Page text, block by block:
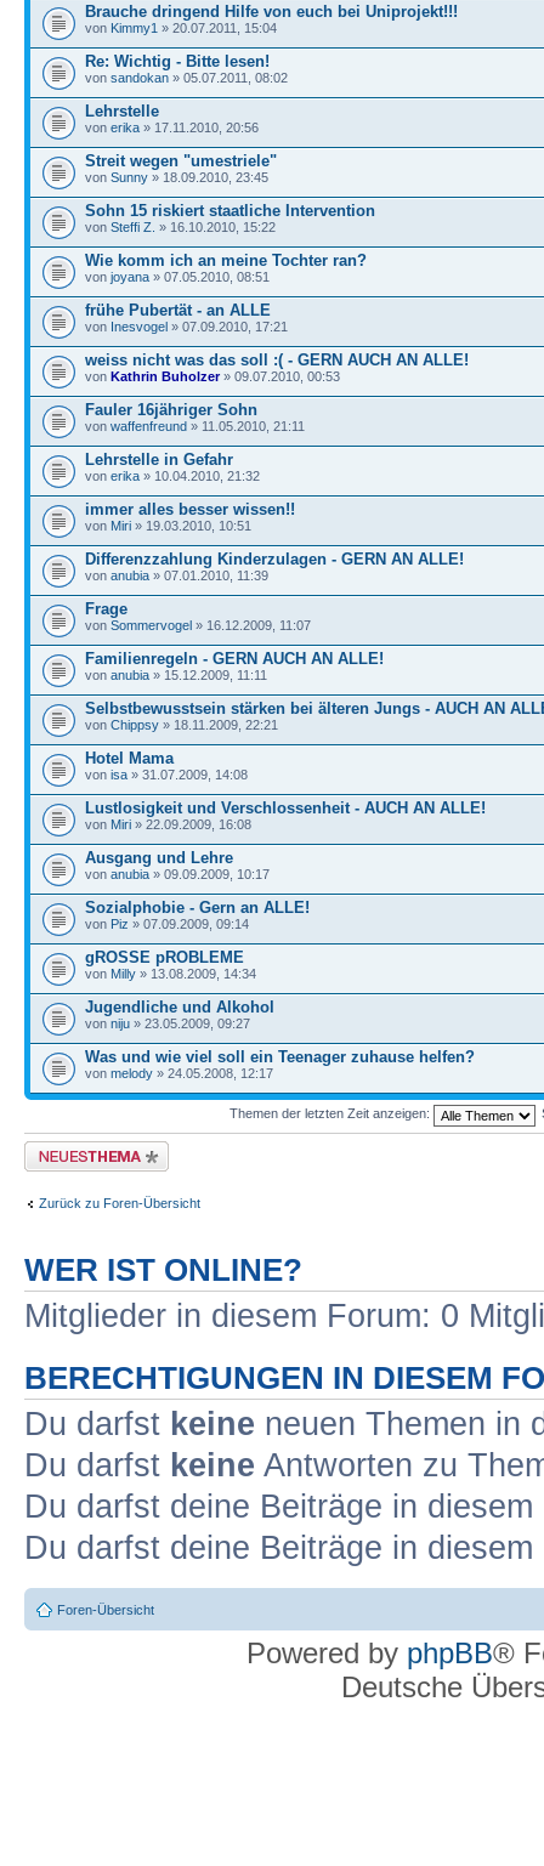
Brauche dringend Hilfe von euch bei Uniprojekt!!!
von Kimmy1 » 20.07.2011, 15:04
Re: Wichtig - Bitte lesen!
von sandokan » 05.07.2011, 08:02
Lehrstelle
von erika » 17.11.2010, 20:56
Streit wegen "umestriele"
von Sunny » 18.09.2010, 23:45
Sohn 15 riskiert staatliche Intervention
von Steffi Z. » 16.10.2010, 15:22
Wie komm ich an meine Tochter ran?
von joyana » 07.05.2010, 08:51
frühe Pubertät - an ALLE
von Inesvogel » 07.09.2010, 17:21
weiss nicht was das soll :( - GERN AUCH AN ALLE!
von Kathrin Buholzer» 09.07.2010, 00:53
Fauler 16jähriger Sohn
von waffenfreund » 11.05.2010, 21:11
Lehrstelle in Gefahr
von erika » 10.04.2010, 21:32
immer alles besser wissen!!
von Miri » 19.03.2010, 10:51
Differenzzahlung Kinderzulagen - GERN AN ALLE!
von anubia » 07.01.2010, 11:39
Frage
von Sommervogel » 16.12.2009, 11:07
Familienregeln - GERN AUCH AN ALLE!
von anubia » 15.12.2009, 11:11
Selbstbewusstsein stärken bei älteren Jungs - AUCH AN
von Chippsy » 18.11.2009, 22:21
Hotel Mama
von isa » 31.07.2009, 14:08
Lustlosigkeit und Verschlossenheit - AUCH AN ALLE!
von Miri » 22.09.2009, 16:08
Ausgang und Lehre
von anubia » 09.09.2009, 10:17
Sozialphobie - Gern an ALLE!
von Piz » 07.09.2009, 09:14
gROSSE pROBLEME
von Milly » 13.08.2009, 14:34
Jugendliche und Alkohol
von niju » 23.05.2009, 09:27
Was und wie viel soll ein Teenager zuhause helfen?
von melody » 24.05.2008, 12:17
Themen der letzten Zeit anzeigen:
Neues Thema erstellen
Zurück zu Foren-Übersicht
WER IST ONLINE?
Mitglieder in diesem Forum: 0
BERECHTIGUNGEN IN DIESEM
Du darfst keine neuen Themen in
Du darfst keine Antworten zu
Du darfst deine Beiträge in
Du darfst deine Beiträge in
Foren-Übersicht
Powered by phpBB®
Deutsche